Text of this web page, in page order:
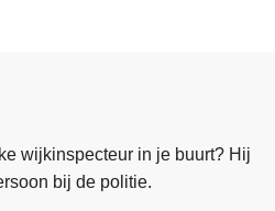
wijkinspecteur in je buurt? Hij
bij de politie.